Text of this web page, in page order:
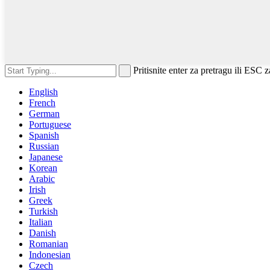
Pritisnite enter za pretragu ili ESC
English
French
German
Portuguese
Spanish
Russian
Japanese
Korean
Arabic
Irish
Greek
Turkish
Italian
Danish
Romanian
Indonesian
Czech